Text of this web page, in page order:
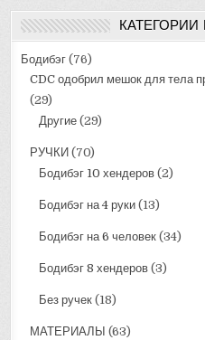
Бодибэг (76)
CDC одобрил мешок для тела
(29)
Другие (29)
РУЧКИ (70)
Бодибэг 10 хендеров (2)
Бодибэг на 4 руки (13)
Бодибэг на 6 человек (34)
Бодибэг 8 хендеров (3)
Без ручек (18)
МАТЕРИАЛЫ (63)